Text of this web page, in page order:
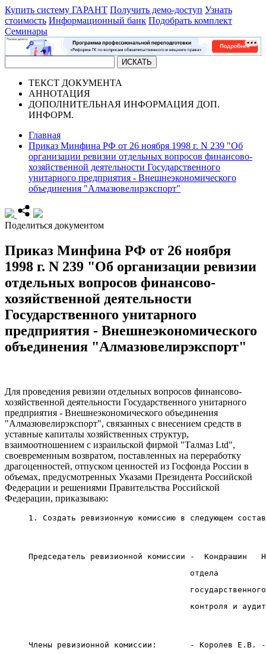
Купить систему ГАРАНТ Получить демо-доступ Узнать
стоимость Информационный банк Подобрать комплект
Семинары
ТЕКСТ ДОКУМЕНТА
АННОТАЦИЯ
ДОПОЛНИТЕЛЬНАЯ ИНФОРМАЦИЯ ДОП.
ИНФОРМ.
Главная
Приказ Минфина РФ от 26 ноября 1998 г. N 239 "Об
организации ревизии отдельных вопросов финансово-
хозяйственной деятельности Государственного
унитарного предприятия - Внешнеэкономического
объединения "Алмазювелирэкспорт"
Поделиться документом
Приказ Минфина РФ от 26 ноября
1998 г. N 239 "Об организации ревизии
отдельных вопросов финансово-
хозяйственной деятельности
Государственного унитарного
предприятия - Внешнеэкономического
объединения "Алмазювелирэкспорт"
Для проведения ревизии отдельных вопросов финансово-
хозяйственной деятельности Государственного унитарного
предприятия - Внешнеэкономического объединения
"Алмазювелирэкспорт", связанных с внесением средств в
уставные капиталы хозяйственных структур,
взаимоотношением с израильской фирмой "Талмаз Ltd",
своевременным возвратом, поставленных на переработку
драгоценностей, отпуском ценностей из Госфонда России в
объемах, предусмотренных Указами Президента Российской
Федерации и решениями Правительства Российской
Федерации, приказываю:
1. Создать ревизионную комиссию в следующем
Председатель ревизионной комиссии -  Кондрашин
отдела
контроля и
Члены ревизионной комиссии:       - Королев Е.В.